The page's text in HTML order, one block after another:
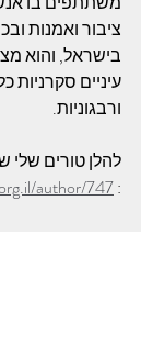
ציבור ואמנות
בישראל, והוא
עיניים סקרניות
ורבגוניות.
להלן טורים
:
author/747